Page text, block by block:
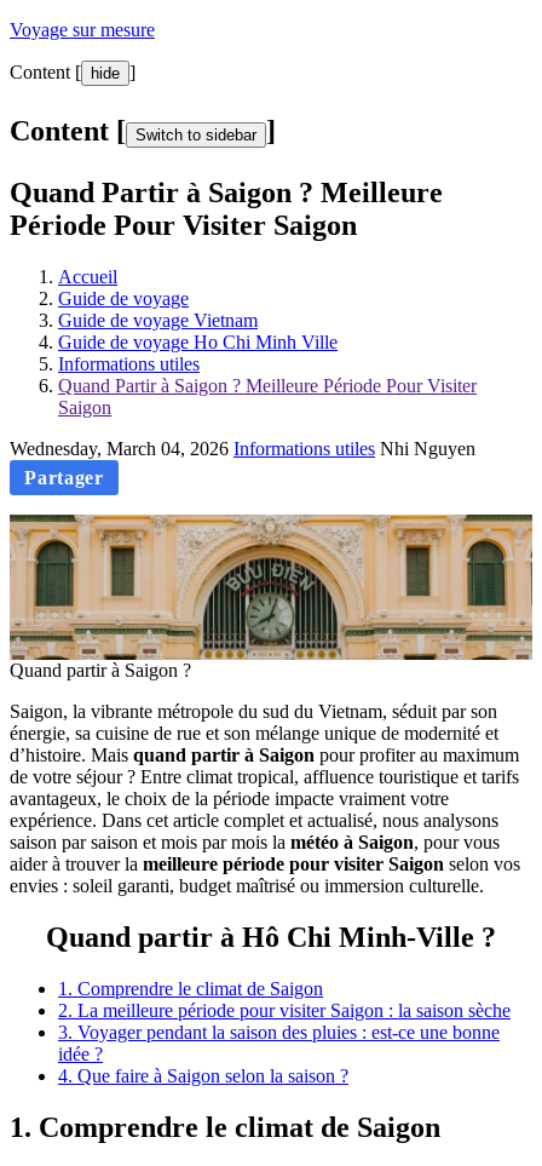
Voyage sur mesure
Content [ hide ]
Content [ Switch to sidebar ]
Quand Partir à Saigon ? Meilleure
Période Pour Visiter Saigon
Accueil
Guide de voyage
Guide de voyage Vietnam
Guide de voyage Ho Chi Minh Ville
Informations utiles
Quand Partir à Saigon ? Meilleure Période Pour Visiter
Saigon
Wednesday, March 04, 2026 Informations utiles Nhi Nguyen
Partager
Quand partir à Saigon ?
Saigon, la vibrante métropole du sud du Vietnam, séduit par son
énergie, sa cuisine de rue et son mélange unique de modernité et
d’histoire. Mais quand partir à Saigon pour profiter au maximum
de votre séjour ? Entre climat tropical, affluence touristique et tarifs
avantageux, le choix de la période impacte vraiment votre
expérience. Dans cet article complet et actualisé, nous analysons
saison par saison et mois par mois la météo à Saigon, pour vous
aider à trouver la meilleure période pour visiter Saigon selon vos
envies : soleil garanti, budget maîtrisé ou immersion culturelle.
Quand partir à Hô Chi Minh-Ville ?
1. Comprendre le climat de Saigon
2. La meilleure période pour visiter Saigon : la saison sèche
3. Voyager pendant la saison des pluies : est-ce une bonne
idée ?
4. Que faire à Saigon selon la saison ?
1. Comprendre le climat de Saigon